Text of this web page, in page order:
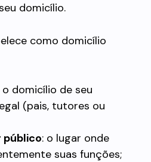
domicílio.
como domicílio
o domicílio de seu
(pais, tutores ou
público: o lugar onde
suas funções;